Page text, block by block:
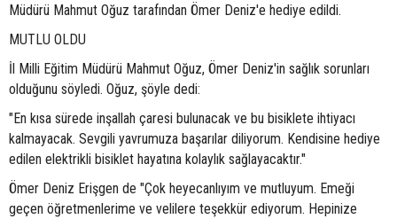
Müdürü Mahmut Oğuz tarafından Ömer Deniz'e hediye edildi.
MUTLU OLDU
İl Milli Eğitim Müdürü Mahmut Oğuz, Ömer Deniz'in sağlık sorunları
olduğunu söyledi. Oğuz, şöyle dedi:
"En kısa sürede inşallah çaresi bulunacak ve bu bisiklete ihtiyacı
kalmayacak. Sevgili yavrumuza başarılar diliyorum. Kendisine hediye
edilen elektrikli bisiklet hayatına kolaylık sağlayacaktır."
Ömer Deniz Erişgen de "Çok heyecanlıyım ve mutluyum. Emeği
geçen öğretmenlerime ve velilere teşekkür ediyorum. Hepinize